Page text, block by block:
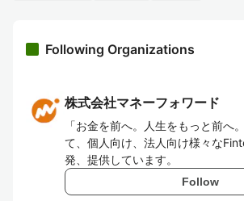
Following Organizations
株式会社マネーフォワード
「お金を前へ。人生をもっと前へ
て、個人向け、法人向け様々な
発、提供しています。
Follow